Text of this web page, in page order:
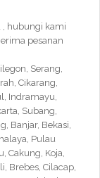
, hubungi kami
pesanan
Serang,
Cikarang,
Indramayu,
Subang,
Banjar, Bekasi,
Pulau
Cakung, Koja,
Brebes, Cilacap,